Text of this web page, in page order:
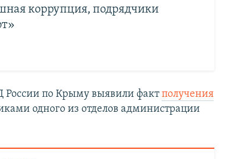
коррупция, подрядчики
России по Крыму выявили фактполучения
одного из отделов администрации